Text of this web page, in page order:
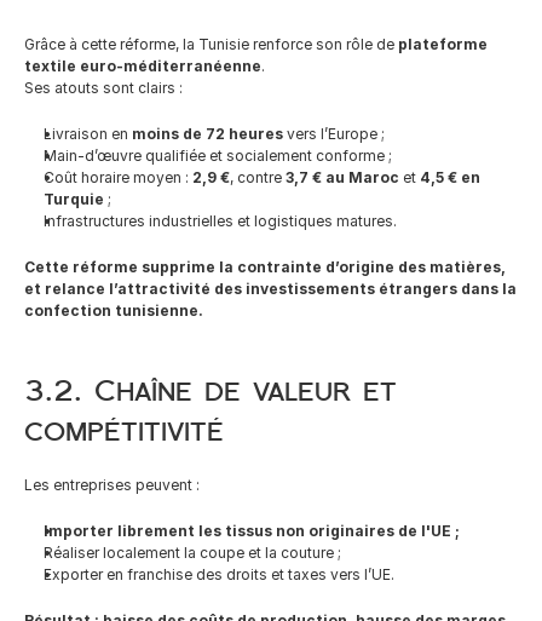
Grâce à cette réforme, la Tunisie renforce son rôle de plateforme
textile euro-méditerranéenne.
Ses atouts sont clairs :
Livraison en moins de 72 heures vers l’Europe ;
Main-d’œuvre qualifiée et socialement conforme ;
Coût horaire moyen : 2,9 €, contre 3,7 € au Maroc et 4,5 € en
Turquie ;
Infrastructures industrielles et logistiques matures.
Cette réforme supprime la contrainte d’origine des matières,
et relance l’attractivité des investissements étrangers dans la
confection tunisienne.
3.2. Chaîne de valeur et
compétitivité
Les entreprises peuvent :
Importer librement les tissus non originaires de l'UE ;
Réaliser localement la coupe et la couture ;
Exporter en franchise des droits et taxes vers l’UE.